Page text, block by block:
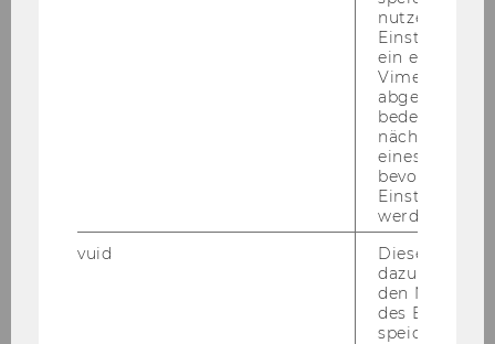
npoNewsletter 2/2025
ein
Vimeo-Video
abgespielt
bedeutet,
nächsten
eines Vimeo-
bevorzugten
werden.
vuid
Dieser
dazu
den
des
speichern.